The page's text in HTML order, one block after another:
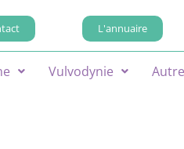
L'annuaire
Vulvodynie